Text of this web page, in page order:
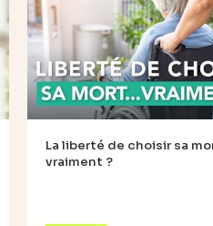
La liberté de choisir sa
vraiment ?